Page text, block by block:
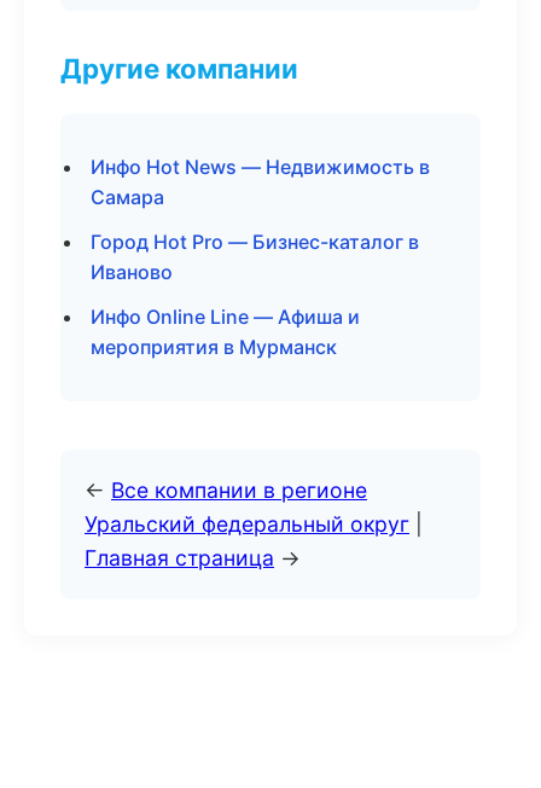
Другие компании
Инфо Hot News — Недвижимость в
Самара
Город Hot Pro — Бизнес-каталог в
Иваново
Инфо Online Line — Афиша и
мероприятия в Мурманск
← Все компании в регионе
Уральский федеральный округ
Главная страница →